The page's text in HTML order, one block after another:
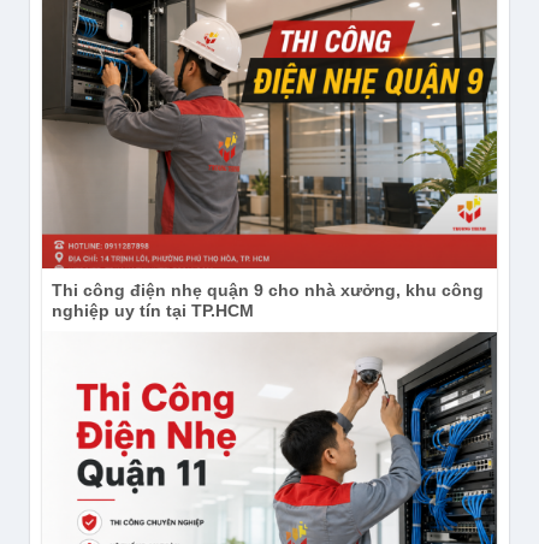
Thi công điện nhẹ quận 9 cho nhà xưởng, khu công
nghiệp uy tín tại TP.HCM